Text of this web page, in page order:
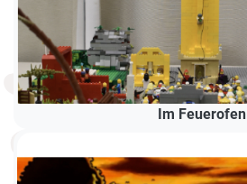
Im Feuerofen